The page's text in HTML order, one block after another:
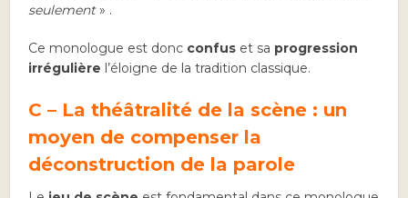
seulement» .
Ce monologue est donc confus et sa progression
irrégulière l’éloigne de la tradition classique.
C – La théâtralité de la scène : un
moyen de compenser la
déconstruction de la parole